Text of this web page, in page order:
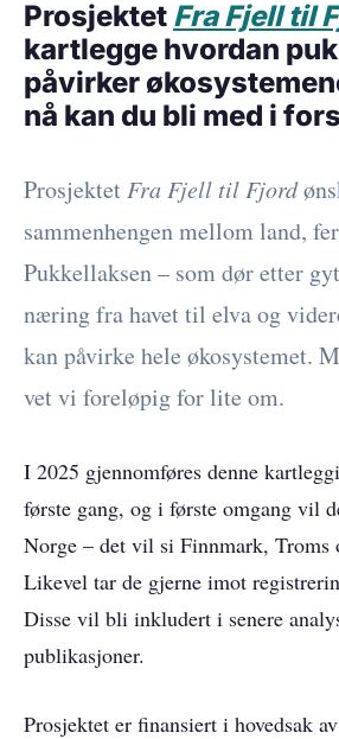
Prosjektet Fra Fjell til
kartlegge hvordan
påvirker
nå kan du bli med i
Prosjektet Fra Fjell til Fjord
sammenhengen mellom land,
Pukkellaksen – som dør etter
næring fra havet til elva og
kan påvirke hele økosystemet.
vet vi foreløpig for lite om.
I 2025 gjennomføres denne
første gang, og i første omgang vil
Norge – det vil si Finnmark, Troms
Likevel tar de gjerne imot
Disse vil bli inkludert i senere
publikasjoner.
Prosjektet er finansiert i hovedsak av